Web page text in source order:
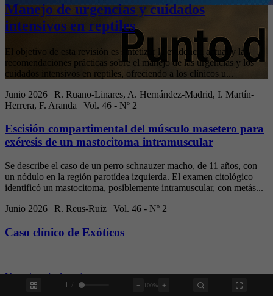
1 - − 100% +
Manejo de urgencias y cuidados
intensivos en reptiles
El objetivo de esta revisión es sintetizar la evidencia actual y las
recomendaciones prácticas sobre el manejo de las urgencias y los
cuidados intensivos en reptiles, ofreciendo a los clínicos u...
Junio 2026 | R. Ruano-Linares, A. Hernández-Madrid, I. Martín-
Herrera, F. Aranda | Vol. 46 - Nº 2
Escisión compartimental del músculo masetero para
exéresis de un mastocitoma intramuscular
Se describe el caso de un perro schnauzer macho, de 11 años, con
un nódulo en la región parotídea izquierda. El examen citológico
identificó un mastocitoma, posiblemente intramuscular, con metás...
Junio 2026 | R. Reus-Ruiz | Vol. 46 - Nº 2
Caso clínico de Exóticos
Ver más artículos relevantes›